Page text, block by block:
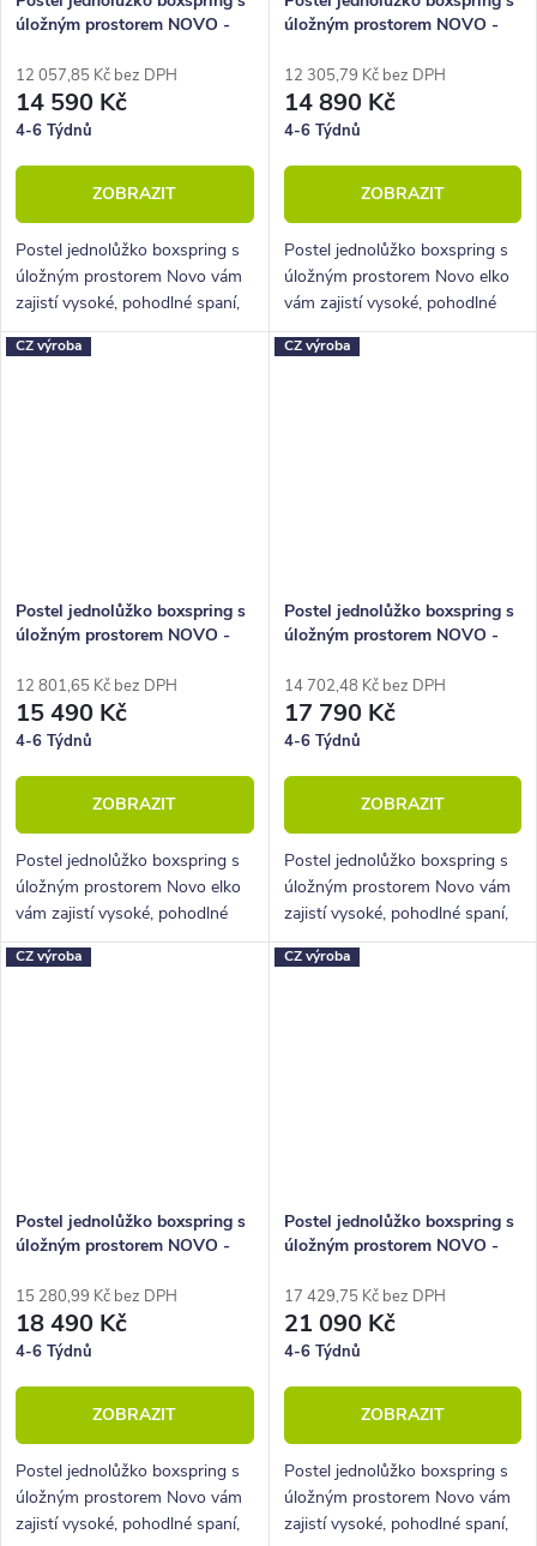
úložným prostorem NOVO -
12 057,85 Kč bez DPH
14 590 Kč
4-6 Týdnů
ZOBRAZIT
Postel jednolůžko boxspring s
úložným prostorem Novo vám
zajistí vysoké, pohodlné spaní,
úložný prostor i krásný
designový prvek do vaší
úložným prostorem NOVO -
12 305,79 Kč bez DPH
14 890 Kč
4-6 Týdnů
ZOBRAZIT
Postel jednolůžko boxspring s
úložným prostorem Novo elko
vám zajistí vysoké, pohodlné
spaní, úložný prostor i krásný
designový prvek do vaší
CZ výroba
Postel jednolůžko boxspring s
úložným prostorem NOVO -
12 801,65 Kč bez DPH
15 490 Kč
4-6 Týdnů
ZOBRAZIT
Postel jednolůžko boxspring s
úložným prostorem Novo elko
vám zajistí vysoké, pohodlné
spaní, úložný prostor i krásný
designový prvek do vaší
CZ výroba
Postel jednolůžko boxspring s
úložným prostorem NOVO -
14 702,48 Kč bez DPH
17 790 Kč
4-6 Týdnů
ZOBRAZIT
Postel jednolůžko boxspring s
úložným prostorem Novo vám
zajistí vysoké, pohodlné spaní,
úložný prostor i krásný
designový prvek do vaší
CZ výroba
Postel jednolůžko boxspring s
úložným prostorem NOVO -
15 280,99 Kč bez DPH
18 490 Kč
4-6 Týdnů
ZOBRAZIT
Postel jednolůžko boxspring s
úložným prostorem Novo vám
zajistí vysoké, pohodlné spaní,
CZ výroba
Postel jednolůžko boxspring s
úložným prostorem NOVO -
17 429,75 Kč bez DPH
21 090 Kč
4-6 Týdnů
ZOBRAZIT
Postel jednolůžko boxspring s
úložným prostorem Novo vám
zajistí vysoké, pohodlné spaní,